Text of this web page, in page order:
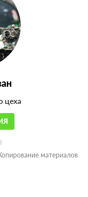
цеха
материалов